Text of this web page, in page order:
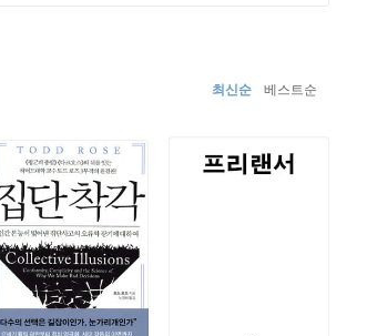
최신순 베스트순